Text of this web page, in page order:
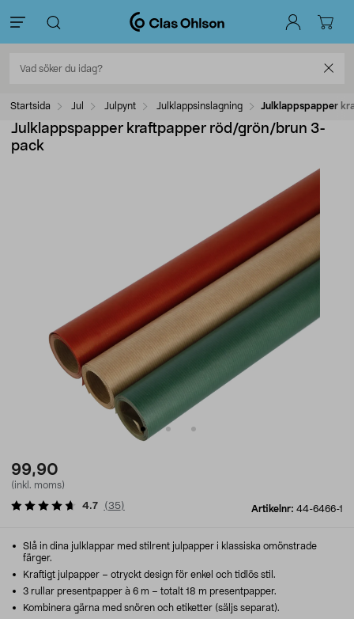
Startsida Jul Julpynt Julklappsinslagning Julklappspapper
Julklappspapper kraftpapper röd/grön/brun 3-
pack
99,90
(inkl. moms)
Artikelnr: 44-6466-1
4.7 (35)
Slå in dina julklappar med stilrent julpapper i klassiska omönstrade
färger.
Kraftigt julpapper – otryckt design för enkel och tidlös stil.
3 rullar presentpapper à 6 m – totalt 18 m presentpapper.
Kombinera gärna med snören och etiketter (säljs separat).